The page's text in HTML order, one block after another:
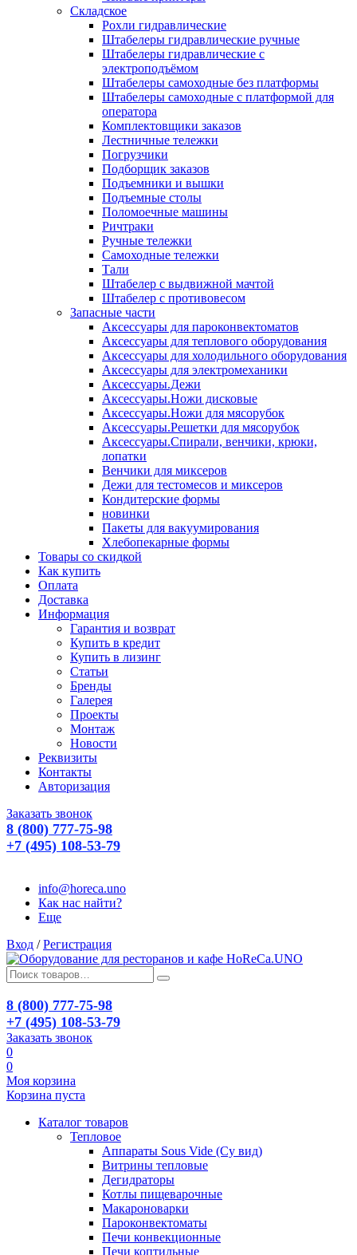
Складское
Рохли гидравлические
Штабелеры гидравлические ручные
Штабелеры гидравлические с
электроподъёмом
Штабелеры самоходные без платформы
Штабелеры самоходные с платформой для
оператора
Комплектовщики заказов
Лестничные тележки
Погрузчики
Подборщик заказов
Подъемники и вышки
Подъемные столы
Поломоечные машины
Ричтраки
Ручные тележки
Самоходные тележки
Тали
Штабелер с выдвижной мачтой
Штабелер с противовесом
Запасные части
Аксессуары для пароконвектоматов
Аксессуары для теплового оборудования
Аксессуары для холодильного оборудования
Аксессуары для электромеханики
Аксессуары.Дежи
Аксессуары.Ножи дисковые
Аксессуары.Ножи для мясорубок
Аксессуары.Решетки для мясорубок
Аксессуары.Спирали, венчики, крюки,
лопатки
Венчики для миксеров
Дежи для тестомесов и миксеров
Кондитерские формы
новинки
Пакеты для вакуумирования
Хлебопекарные формы
Товары со скидкой
Как купить
Оплата
Доставка
Информация
Гарантия и возврат
Купить в кредит
Купить в лизинг
Статьи
Бренды
Галерея
Проекты
Монтаж
Новости
Реквизиты
Контакты
Авторизация
Заказать звонок
8 (800) 777-75-98
+7 (495) 108-53-79
info@horeca.uno
Как нас найти?
Еще
Вход / Регистрация
8 (800) 777-75-98
+7 (495) 108-53-79
Заказать звонок
0
0
Моя корзина
Корзина пуста
Каталог товаров
Тепловое
Аппараты Sous Vide (Су вид)
Витрины тепловые
Дегидраторы
Котлы пищеварочные
Макароноварки
Пароконвектоматы
Печи конвекционные
Печи коптильные